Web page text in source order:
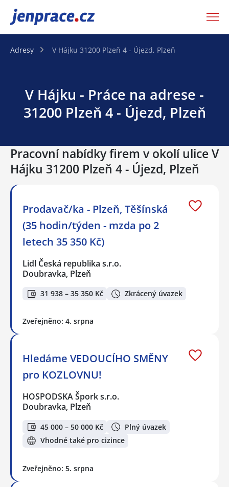
JenPráce.cz
Adresy V Hájku 31200 Plzeň 4 - Újezd, Plzeň
V Hájku - Práce na adrese -
31200 Plzeň 4 - Újezd, Plzeň
Pracovní nabídky firem v okolí ulice V
Hájku 31200 Plzeň 4 - Újezd, Plzeň
Prodavač/ka - Plzeň, Těšínská
(35 hodin/týden - mzda po 2
letech 35 350 Kč)
Lidl Česká republika s.r.o.
Doubravka, Plzeň
31 938 – 35 350 Kč Zkrácený úvazek
Zveřejněno: 4. srpna
Hledáme VEDOUCÍHO SMĚNY
pro KOZLOVNU!
HOSPODSKA Špork s.r.o.
Doubravka, Plzeň
45 000 – 50 000 Kč
Plný úvazek
Vhodné také pro cizince
Zveřejněno: 5. srpna